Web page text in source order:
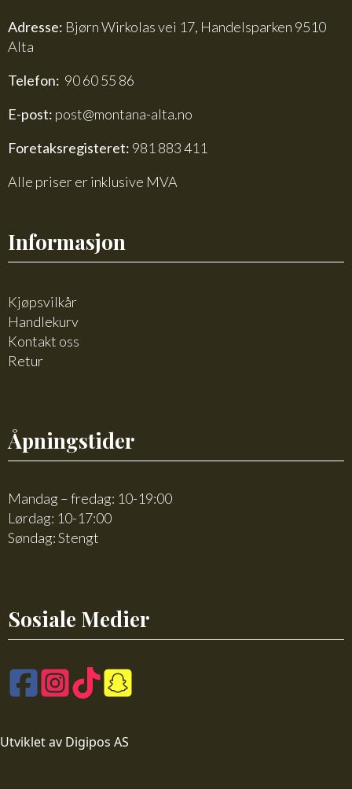
Adresse: Bjørn Wirkolas vei 17, Handelsparken 9510
Alta
Telefon: 90 60 55 86
E-post: post@montana-alta.no
Foretaksregisteret: 981 883 411
Alle priser er inklusive MVA
Informasjon
Kjøpsvilkår
Handlekurv
Kontakt oss
Retur
Åpningstider
Mandag – fredag: 10-19:00
Lørdag: 10-17:00
Søndag: Stengt
Sosiale Medier
Utviklet av Digipos AS